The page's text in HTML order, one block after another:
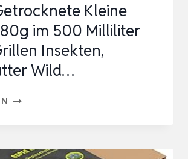
Kleine
im 500 Milliliter
Insekten,
Wild…
UGF
KLEINE